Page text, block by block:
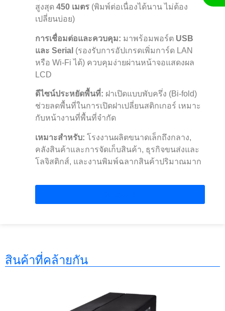
สูงสุด 450 เมตร (พิมพ์ต่อเนื่องได้นาน ไม่ต้อง
เปลี่ยนบ่อย)
การเชื่อมต่อและควบคุม: มาพร้อมพอร์ต USB
และ Serial (รองรับการอัปเกรดเพิ่มการ์ด LAN
หรือ Wi-Fi ได้) ควบคุมง่ายผ่านหน้าจอแสดงผล
LCD
ดีไซน์ประหยัดพื้นที่: ฝาเปิดแบบพับครึ่ง (Bi-fold)
ช่วยลดพื้นที่ในการเปิดฝาเปลี่ยนสติกเกอร์ เหมาะ
กับหน้างานที่พื้นที่จำกัด
เหมาะสำหรับ: โรงงานผลิตขนาดเล็กถึงกลาง,
คลังสินค้าและการจัดเก็บสินค้า, ธุรกิจขนส่งและ
โลจิสติกส์, และงานพิมพ์ฉลากสินค้าปริมาณมาก
สินค้าที่คล้ายกัน